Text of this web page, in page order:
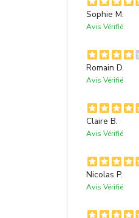
Sophie M.
Avis Vérifié
Romain D.
Avis Vérifié
Claire B.
Avis Vérifié
Nicolas P.
Avis Vérifié